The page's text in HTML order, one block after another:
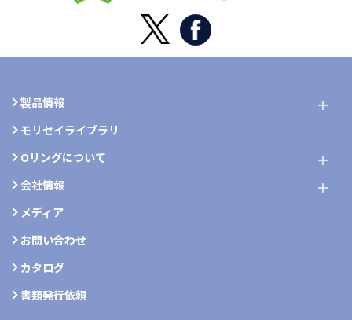
製品情報
モリセイライブラリ
Oリングについて
会社情報
メディア
お問い合わせ
カタログ
書類発行依頼